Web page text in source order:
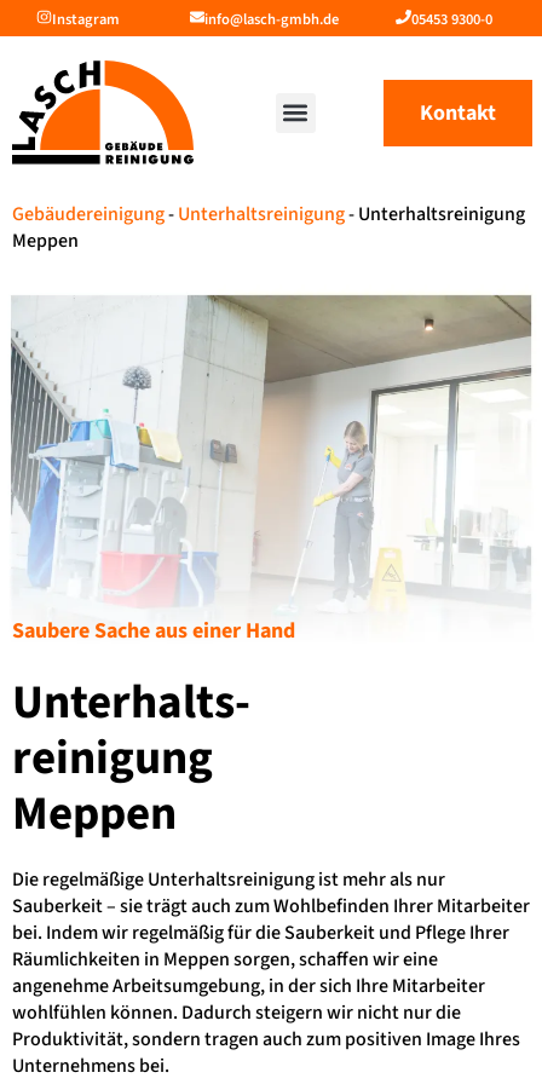
Instagram info@lasch-gmbh.de 05453 9300-0
Kontakt
Gebäudereinigung-Unterhaltsreinigung-Unterhaltsreinigung
Meppen
Saubere Sache aus einer Hand
Unterhalts­
reinigung
Meppen
Die regelmäßige Unterhaltsreinigung ist mehr als nur
Sauberkeit – sie trägt auch zum Wohlbefinden Ihrer Mitarbeiter
bei. Indem wir regelmäßig für die Sauberkeit und Pflege Ihrer
Räumlichkeiten in Meppen sorgen, schaffen wir eine
angenehme Arbeitsumgebung, in der sich Ihre Mitarbeiter
wohlfühlen können. Dadurch steigern wir nicht nur die
Produktivität, sondern tragen auch zum positiven Image Ihres
Unternehmens bei.